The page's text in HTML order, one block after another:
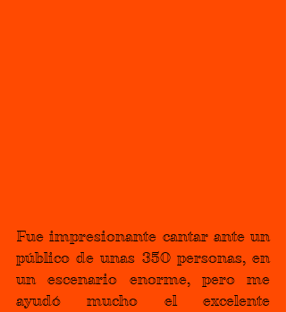
Fue impresionante cantar ante un
público de unas 350 personas, en
un escenario enorme, pero me
ayudó mucho el excelente